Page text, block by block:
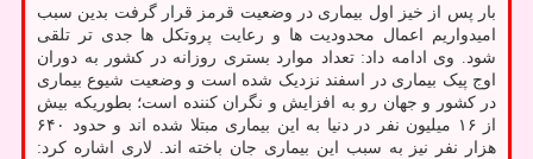
بار پس از خیز اول بیماری در وضعیت قرمز قرار گرفت بدین سبب
امیدواریم اعمال محدودیت ها و رعایت پروتکل ها جدی تر تلقی
شود. وی ادامه داد: تعداد موارد بستری روزانه در کشور به دوران
اوج پیک بیماری در اسفند نزدیک شده است و وضعیت شیوع بیماری
در کشور و جهان رو به افزایش و نگران کننده است؛ بطوریکه بیش
از ۱۶ میلیون نفر در دنیا به این بیماری مبتلا شده اند و حدود ۶۴۰
هزار نفر نیز به سبب این بیماری جان باخته اند. لاری اشاره کرد: